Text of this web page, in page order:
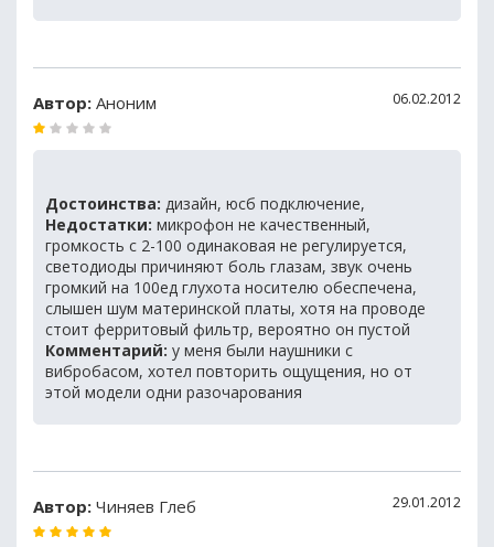
Автор: Аноним 06.02.2012
Достоинства: дизайн, юсб подключение,
Недостатки: микрофон не качественный,
громкость с 2-100 одинаковая не регулируется,
светодиоды причиняют боль глазам, звук очень
громкий на 100ед глухота носителю обеспечена,
слышен шум материнской платы, хотя на проводе
стоит ферритовый фильтр, вероятно он пустой
Комментарий: у меня были наушники с
вибробасом, хотел повторить ощущения, но от
этой модели одни разочарования
Автор: Чиняев Глеб 29.01.2012